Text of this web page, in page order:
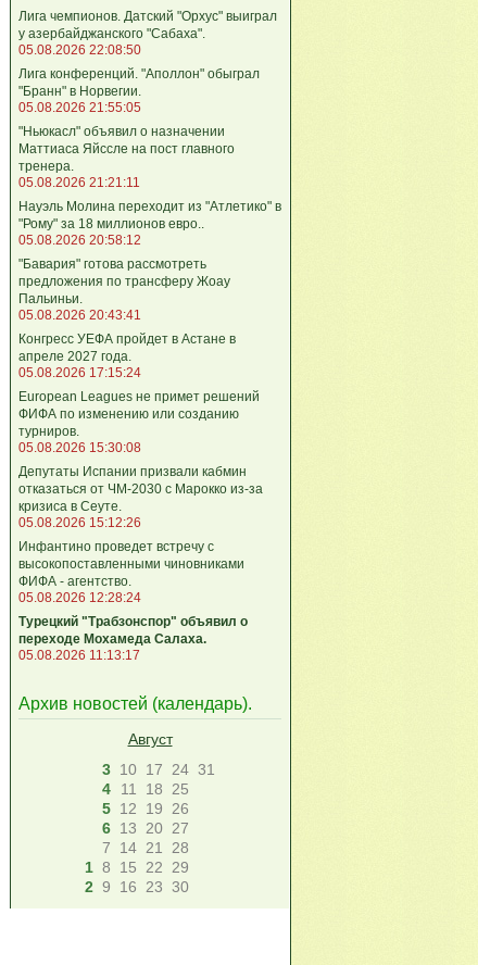
Лига чемпионов. Датский "Орхус" выиграл
у азербайджанского "Сабаха".
05.08.2026 22:08:50
Лига конференций. "Аполлон" обыграл
"Бранн" в Норвегии.
05.08.2026 21:55:05
"Ньюкасл" объявил о назначении
Маттиаса Яйссле на пост главного
тренера.
05.08.2026 21:21:11
Науэль Молина переходит из "Атлетико" в
"Рому" за 18 миллионов евро..
05.08.2026 20:58:12
"Бавария" готова рассмотреть
предложения по трансферу Жоау
Пальиньи.
05.08.2026 20:43:41
Конгресс УЕФА пройдет в Астане в
апреле 2027 года.
05.08.2026 17:15:24
European Leagues не примет решений
ФИФА по изменению или созданию
турниров.
05.08.2026 15:30:08
Депутаты Испании призвали кабмин
отказаться от ЧМ-2030 с Марокко из-за
кризиса в Сеуте.
05.08.2026 15:12:26
Инфантино проведет встречу с
высокопоставленными чиновниками
ФИФА - агентство.
05.08.2026 12:28:24
Турецкий "Трабзонспор" объявил о
переходе Мохамеда Салаха.
05.08.2026 11:13:17
Архив новостей (календарь).
Август
3 10 17 24 31
4
11 18
25
5 12 19
26
6 13 20 27
7
14 21
28
1 8 15 22
29
2 9 16 23 30